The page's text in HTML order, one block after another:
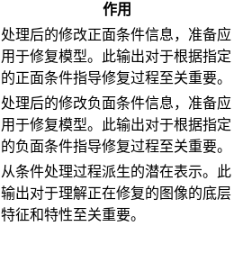
作用
处理后的修改正面条件信息，准备应
用于修复模型。此输出对于根据指定
的正面条件指导修复过程至关重要。
处理后的修改负面条件信息，准备应
用于修复模型。此输出对于根据指定
的负面条件指导修复过程至关重要。
从条件处理过程派生的潜在表示。此
输出对于理解正在修复的图像的底层
特征和特性至关重要。